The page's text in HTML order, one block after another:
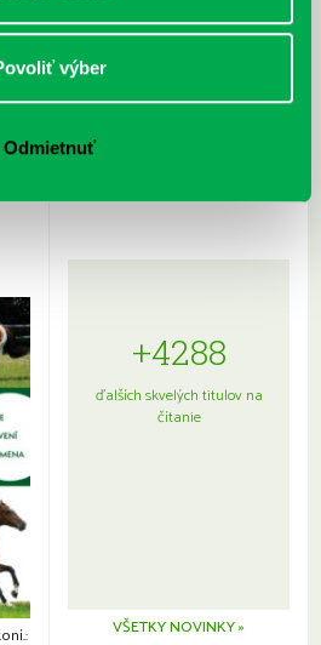
výber
Odmietnuťkompletný sprievodca
japonskou kuchyňou a etiketou
+4288
ďalších skvelých titulov na
čítanie
VŠETKY NOVINKY »